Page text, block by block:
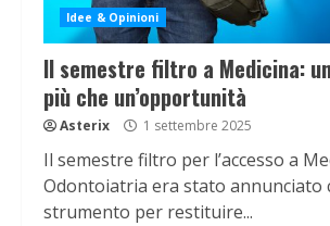
Idee & Opinioni
Il semestre filtro a Medicina:
più che un’opportunità
Asterix 1 settembre 2025
Il semestre filtro per l’accesso a
Odontoiatria era stato annunciato
strumento per restituire...